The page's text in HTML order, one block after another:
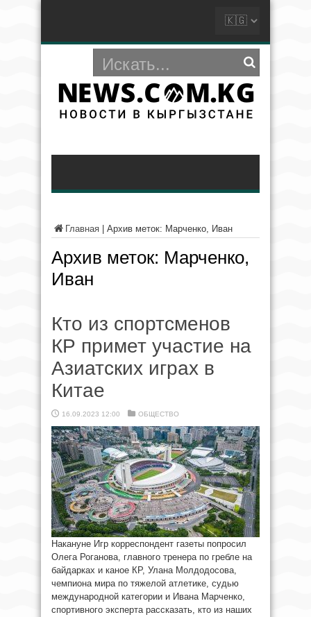
Главная Архив меток: Марченко, Иван
Архив меток: Марченко,
Иван
Кто из спортсменов
КР примет участие на
Азиатских играх в
Китае
16.09.2023 12:00 ОБЩЕСТВО
Накануне Игр корреспондент газеты попросил
Олега Роганова, главного тренера по гребле на
байдарках и каное КР, Улана Молдодосова,
чемпиона мира по тяжелой атлетике, судью
международной категории и Ивана Марченко,
спортивного эксперта рассказать, кто из наших